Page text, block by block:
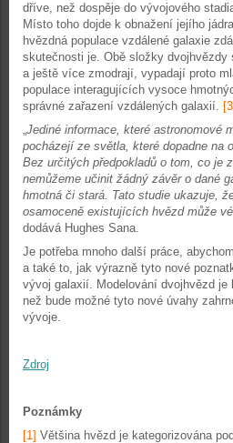
dříve, než dospěje do vývojového
Místo toho dojde k obnažení jejího
hvězdná populace vzdálené galaxie
skutečnosti je. Obě složky dvojhvězdy
a ještě více zmodrají, vypadají proto
populace interagujících vysoce
správné zařazení vzdálených galaxií.
„Jediné informace, které astronomové
pocházejí ze světla, které dopadne na
Bez určitých předpokladů o tom, co je
nemůžeme učinit žádný závěr o dané
hmotná či stará. Tato studie ukazuje,
osamoceně existujících hvězd může
dodává Hughes Sana.
Je potřeba mnoho další práce,
a také to, jak výrazně tyto nové
vývoj galaxií. Modelování dvojhvězd je
než bude možné tyto nové úvahy
vývoje.
Zdroj
Poznámky
[1] Většina hvězd je kategorizována